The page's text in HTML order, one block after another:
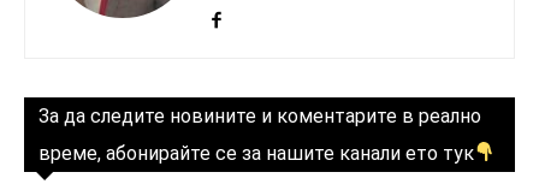
За да следите новините и коментарите в реално
време, абонирайте се за нашите канали ето тук